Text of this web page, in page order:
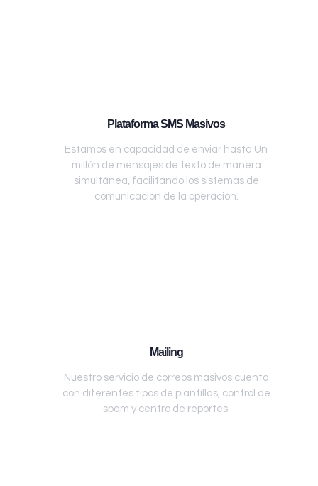
Plataforma SMS Masivos
Estamos en capacidad de enviar hasta Un
millón de mensajes de texto de manera
simultánea, facilitando los sistemas de
comunicación de la operación.
Mailing
Nuestro servicio de correos masivos cuenta
con diferentes tipos de plantillas, control de
spam y centro de reportes.